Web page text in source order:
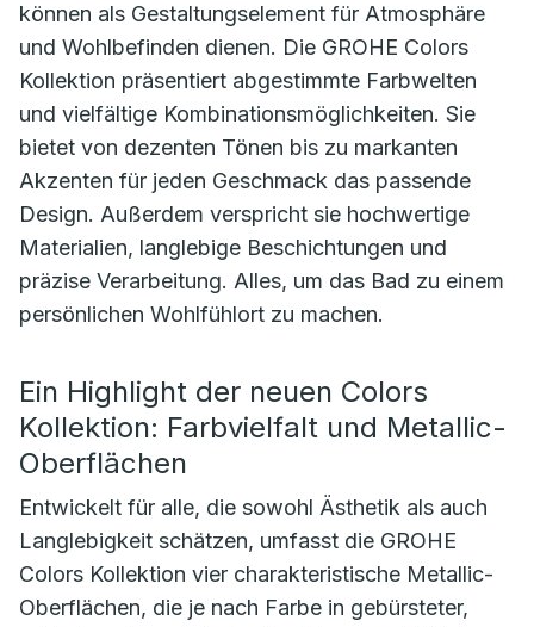
können als Gestaltungselement für Atmosphäre
und Wohlbefinden dienen. Die GROHE Colors
Kollektion präsentiert abgestimmte Farbwelten
und vielfältige Kombinationsmöglichkeiten. Sie
bietet von dezenten Tönen bis zu markanten
Akzenten für jeden Geschmack das passende
Design. Außerdem verspricht sie hochwertige
Materialien, langlebige Beschichtungen und
präzise Verarbeitung. Alles, um das Bad zu einem
persönlichen Wohlfühlort zu machen.
Ein Highlight der neuen Colors
Kollektion: Farbvielfalt und Metallic-
Oberflächen
Entwickelt für alle, die sowohl Ästhetik als auch
Langlebigkeit schätzen, umfasst die GROHE
Colors Kollektion vier charakteristische Metallic-
Oberflächen, die je nach Farbe in gebürsteter,